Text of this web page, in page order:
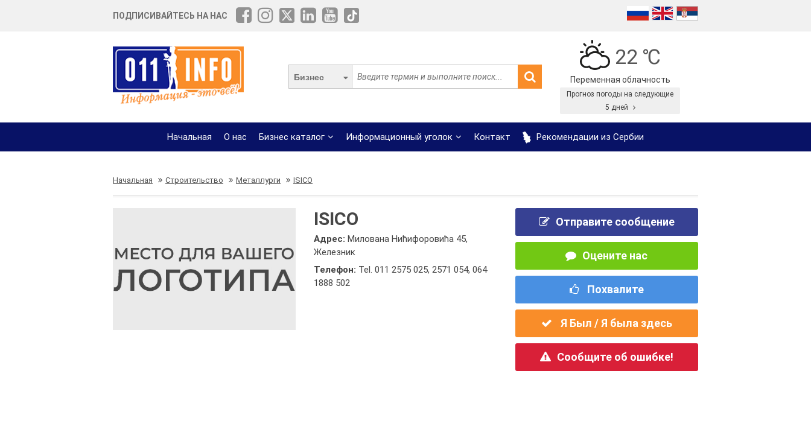
ПОДПИСИВАЙТЕСЬ НА НАС
Бизнес
22 ℃
Переменная облачность
Прогноз погоды на следующие
5 дней
Начальная О нас Бизнес каталог Информационный уголок Контакт Рекомендации из Сербии
Начальная Строительство Металлурги ISICO
ISICO
Адрес:Милована Нићифоровића 45,
Железник
Телефон: Tel. 011 2575 025,2571 054,064
1888 502
Отправите сообщение
Оцените нас
Похвалите
Я Был / Я была здесь
Сообщите об ошибке!